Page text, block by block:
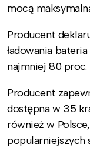
mocą
Producent
ładowania
najmniej 80
Producent
dostępna w 35
również w
popularniejszych